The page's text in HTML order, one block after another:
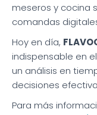
meseros y cocina
comandas
Hoy en día,
indispensable en
un análisis en
decisiones
Para más